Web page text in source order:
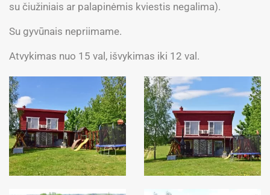
su čiužiniais ar palapinėmis kviestis negalima).
Su gyvūnais nepriimame.
Atvykimas nuo 15 val, išvykimas iki 12 val.